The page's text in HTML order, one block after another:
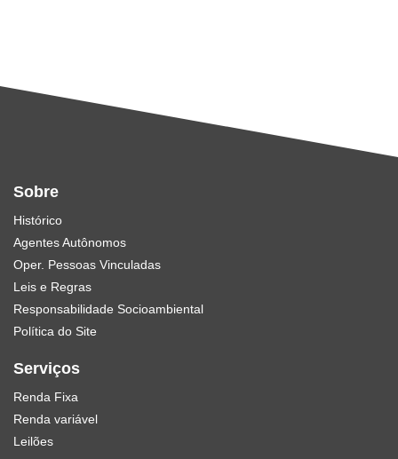
Sobre
Histórico
Agentes Autônomos
Oper. Pessoas Vinculadas
Leis e Regras
Responsabilidade Socioambiental
Política do Site
Serviços
Renda Fixa
Renda variável
Leilões